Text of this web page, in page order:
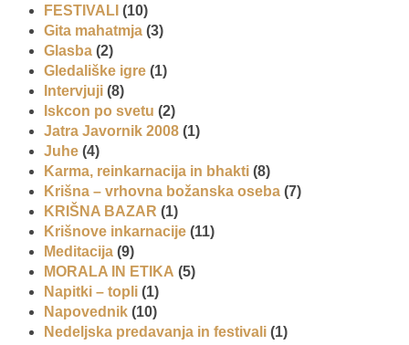
FESTIVALI (10)
Gita mahatmja (3)
Glasba (2)
Gledališke igre (1)
Intervjuji (8)
Iskcon po svetu (2)
Jatra Javornik 2008 (1)
Juhe (4)
Karma, reinkarnacija in bhakti (8)
Krišna – vrhovna božanska oseba (7)
KRIŠNA BAZAR (1)
Krišnove inkarnacije (11)
Meditacija (9)
MORALA IN ETIKA (5)
Napitki – topli (1)
Napovednik (10)
Nedeljska predavanja in festivali (1)